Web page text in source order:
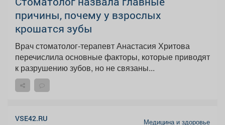
причины, почему у взрослых
крошатся зубы
Врач стоматолог-терапевт Анастасия Хритова
перечислила основные факторы, которые приводят
к разрушению зубов, но не связаны...
VSE42.RU Медицина и здоровье